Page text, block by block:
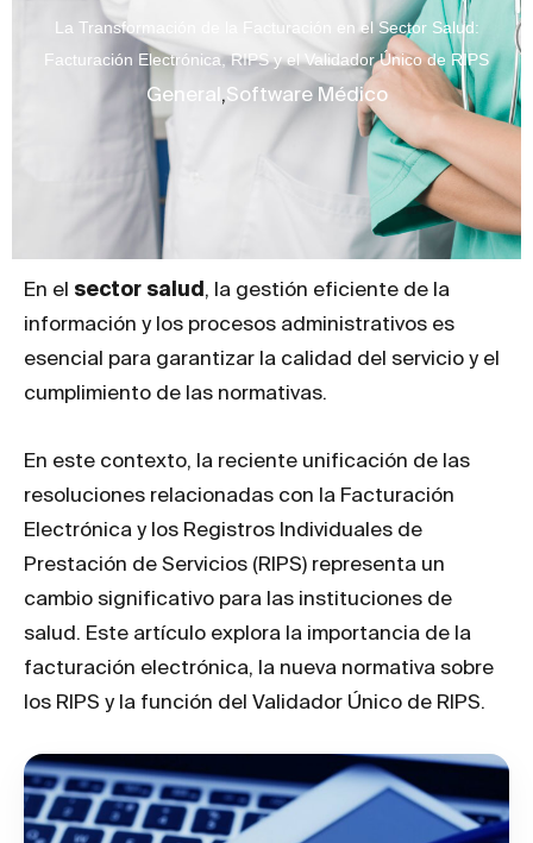
La Transformación de la Facturación en el Sector Salud:
Facturación Electrónica, RIPS y el Validador Único de RIPS
General,Software Médico
En el sector salud , la gestión eficiente de la
información y los procesos administrativos es
esencial para garantizar la calidad del servicio y el
cumplimiento de las normativas.
En este contexto, la reciente unificación de las
resoluciones relacionadas con la Facturación
Electrónica y los Registros Individuales de
Prestación de Servicios (RIPS) representa un
cambio significativo para las instituciones de
salud. Este artículo explora la importancia de la
facturación electrónica, la nueva normativa sobre
los RIPS y la función del Validador Único de RIPS.